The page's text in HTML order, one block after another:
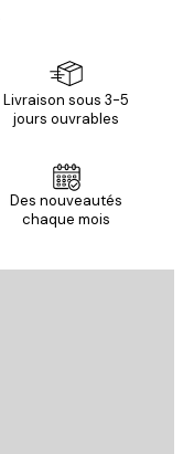
Livraison sous 3-5
jours ouvrables
Des nouveautés
chaque mois